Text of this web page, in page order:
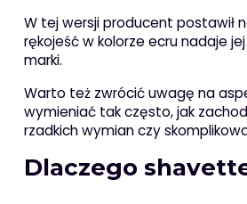
W tej wersji producent postawił
rękojeść w kolorze ecru nadaje
marki.
Warto też zwrócić uwagę na
wymieniać tak często, jak
rzadkich wymian czy
Dlaczego